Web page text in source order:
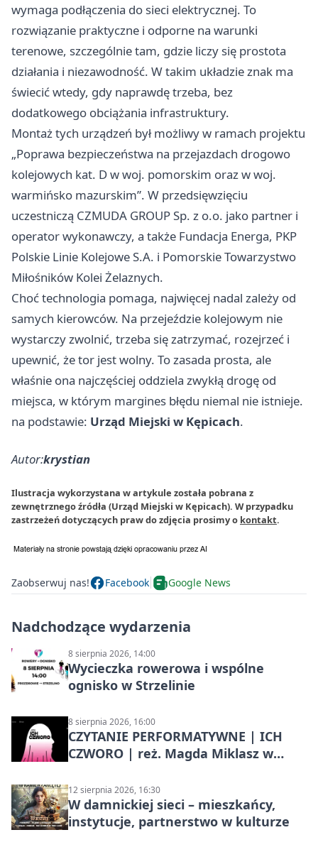
wymaga podłączenia do sieci elektrycznej. To
rozwiązanie praktyczne i odporne na warunki
terenowe, szczególnie tam, gdzie liczy się prostota
działania i niezawodność. W takim układzie znak ma
świecić wtedy, gdy naprawdę trzeba, bez
dodatkowego obciążania infrastruktury.
Montaż tych urządzeń był możliwy w ramach projektu
„Poprawa bezpieczeństwa na przejazdach drogowo
kolejowych kat. D w woj. pomorskim oraz w woj.
warmińsko mazurskim”. W przedsięwzięciu
uczestniczą CZMUDA GROUP Sp. z o.o. jako partner i
operator wykonawczy, a także Fundacja Energa, PKP
Polskie Linie Kolejowe S.A. i Pomorskie Towarzystwo
Miłośników Kolei Żelaznych.
Choć technologia pomaga, najwięcej nadal zależy od
samych kierowców. Na przejeździe kolejowym nie
wystarczy zwolnić, trzeba się zatrzymać, rozejrzeć i
upewnić, że tor jest wolny. To zasada prosta, ale
właśnie ona najczęściej oddziela zwykłą drogę od
miejsca, w którym margines błędu niemal nie istnieje.
na podstawie: Urząd Miejski w Kępicach.
Autor:krystian
Ilustracja wykorzystana w artykule została pobrana z
zewnętrznego źródła (Urząd Miejski w Kępicach). W przypadku
zastrzeżeń dotyczących praw do zdjęcia prosimy o kontakt.
Zaobserwuj nas! Facebook Google News
Nadchodzące wydarzenia
8 sierpnia 2026, 14:00
Wycieczka rowerowa i wspólne
ognisko w Strzelinie
8 sierpnia 2026, 16:00
CZYTANIE PERFORMATYWNE | ICH
CZWORO | reż. Magda Miklasz w
12 sierpnia 2026, 16:30
W damnickiej sieci – mieszkańcy,
instytucje, partnerstwo w kulturze